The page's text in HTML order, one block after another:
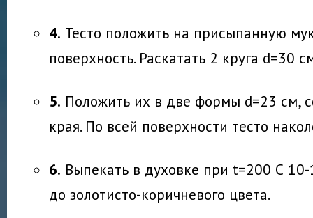
4. Тесто положить на присыпанную
поверхность. Раскатать 2 круга d=30
5. Положить их в две формы d=23 см,
края. По всей поверхности тесто
6. Выпекать в духовке при t=200 С
до золотисто-коричневого цвета.